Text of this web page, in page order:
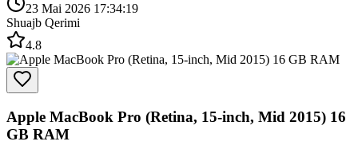
23 Mai 2026 17:34:19
Shuajb Qerimi
4.8
Apple MacBook Pro (Retina, 15-inch, Mid 2015) 16
GB RAM